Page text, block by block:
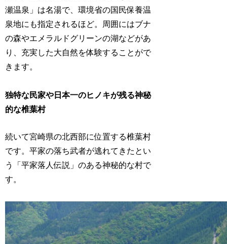
瀬温泉」は名湯で、環境省の国民保養温
泉地にも指定されるほど。周囲にはブナ
の森やエメラルドグリーンの湖などがあ
り、充実した大自然を体験することがで
きます。
独特な民家や日本一のヒノキが残る神秘
的な椎葉村
続いて宮崎県の北西部に位置する椎葉村
です。平家の落ち武者が逃れてきたとい
う「平家落人伝説」のある神秘的な村で
す。